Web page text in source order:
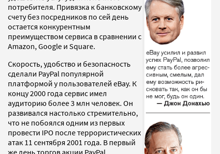
потребителя. Привязка к банковскому
счету без посредников по сей день
остается конкурентным
преимуществом сервиса в сравнении с
Amazon, Google и Square.
Скорость, удобство и безопасность
сделали PayPal популярной
платформой у пользователей eBay. К
концу 2000 года сервис имел
аудиторию более 3 млн человек. Он
развивался настолько стремительно,
что не побоялся одним из первых
провести IPO после террористических
атак 11 сентября 2001 года. В первый